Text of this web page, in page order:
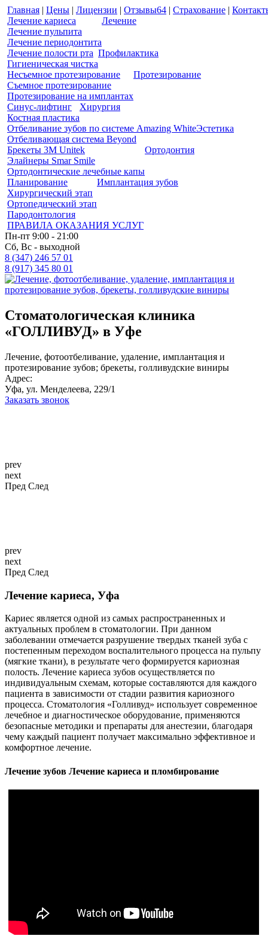
Главная | Цены | Лицензии | Отзывы64 | Страхование |
Лечение
Лечение кариеса
Лечение пульпита
Лечение периодонтита
Профилактика
Лечение полости рта
Гигиеническая чистка
Протезирование
Несъемное протезирование
Съемное протезирование
Протезирование на имплантах
Хирургия
Синус-лифтинг
Костная пластика
Эстетика
Отбеливание зубов по системе Amazing White
Отбеливающая система Beyond
Ортодонтия
Брекеты 3M Unitek
Элайнеры Smar Smile
Ортодонтические лечебные капы
Имплантация зубов
Планирование
Хирургический этап
Ортопедический этап
Пародонтология
ПРАВИЛА ОКАЗАНИЯ УСЛУГ
Пн-пт 9:00 - 21:00
Сб, Вс - выходной
8 (347) 246 57 01
8 (917) 345 80 01
Стоматологическая клиника
«ГОЛЛИВУД» в Уфе
Лечение, фотоотбеливание, удаление, имплантация и
протезирование зубов; брекеты, голливудские виниры
Адрес:
Уфа, ул. Менделеева, 229/1
Заказать звонок
prev
next
Пред След
prev
next
Пред След
Лечение кариеса, Уфа
Кариес является одной из самых распространенных и
актуальных проблем в стоматологии. При данном
заболевании отмечается разрушение твердых тканей зуба с
постепенным переходом воспалительного процесса на пульпу
(мягкие ткани), в результате чего формируется кариозная
полость. Лечение кариеса зубов осуществляется по
индивидуальным схемам, которые составляются для каждого
пациента в зависимости от стадии развития кариозного
процесса. Стоматология «Голливуд» использует современное
лечебное и диагностическое оборудование, применяются
безопасные методики и препараты для анестезии, благодаря
чему каждый пациент получает максимально эффективное и
комфортное лечение.
Лечение зубов Лечение кариеса и пломбирование